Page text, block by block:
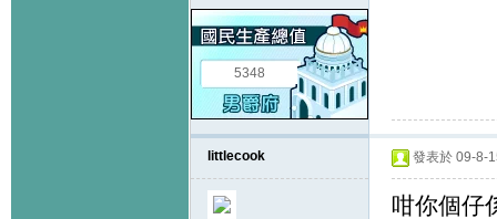
5348
littlecook 發表於 09-8-
咁你個仔